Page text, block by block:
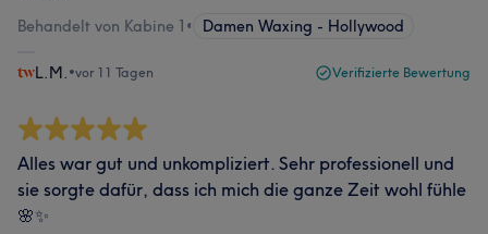
Behandelt von Kabine 1 • Damen Waxing - Hollywood
L.M. •vor 11 Tagen Verifizierte Bewertung
Alles war gut und unkompliziert. Sehr professionell und
sie sorgte dafür, dass ich mich die ganze Zeit wohl fühle
🌸✨